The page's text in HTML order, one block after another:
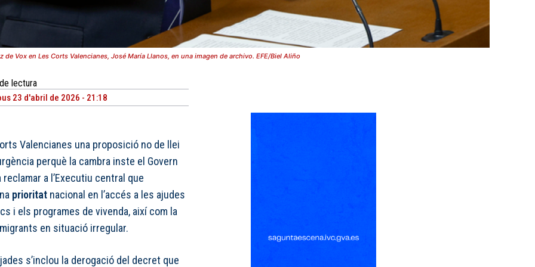
de Vox en Les Corts Valencianes, José María Llanos, en una imagen de archivo. EFE/Biel Aliño
de lectura
23 d'abril de 2026 - 21:18
Valencianes una proposició no de llei
perquè la cambra inste el Govern
a l’Executiu central que
prioritat nacional en l’accés a les ajudes
i els programes de vivenda, així com la
en situació irregular.
s’inclou la derogació del decret que